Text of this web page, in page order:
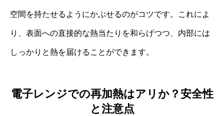
空間を持たせるようにかぶせるのがコツです。これによ
り、表面への直接的な熱当たりを和らげつつ、内部には
しっかりと熱を届けることができます。
電子レンジでの再加熱はアリか？安全性
と注意点